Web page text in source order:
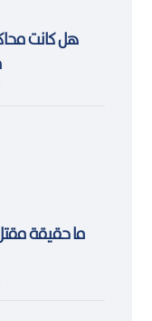
هل كانت
ما حقيقة